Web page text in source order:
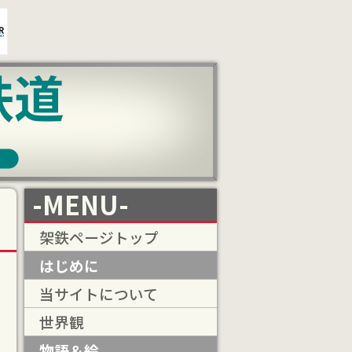
-MENU-
架鉄ページトップ
はじめに
当サイトについて
世界観